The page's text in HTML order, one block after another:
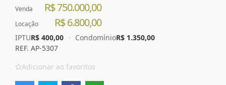
Venda R$ 750.000,00
Locação R$ 6.800,00
IPTUR$ 400,00 · CondomínioR$ 1.350,00
REF. AP-5307
Adicionar ao favoritos